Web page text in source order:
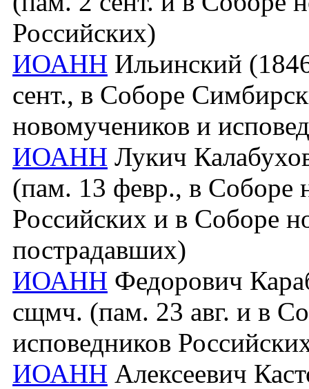
Российских)
ИОАНН Ильинский
сент., в Соборе
новомучеников и
ИОАНН Лукич
(пам. 13 февр., в Соборе
Российских и в Соборе
пострадавших)
ИОАНН Федорович
сщмч. (пам. 23 авг. и в
исповедников
ИОАНН Алексеевич